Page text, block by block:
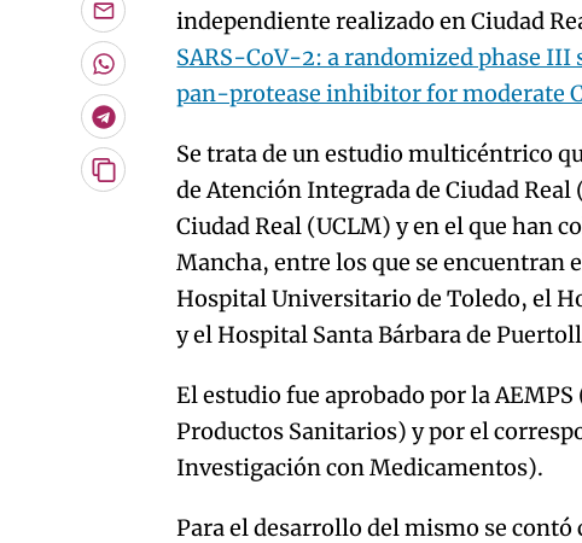
Enviar
por
Email
Whatsapp
Telegram
Copiar
artículo
independiente realizado en Ciudad
SARS-CoV-2: a randomized phase
pan-protease inhibitor for moderate
Se trata de un estudio multicéntrico
de Atención Integrada de Ciudad Real
Ciudad Real (UCLM) y en el que han
Mancha, entre los que se encuentran
Hospital Universitario de Toledo, el
y el Hospital Santa Bárbara de
El estudio fue aprobado por la
Productos Sanitarios) y por el
Investigación con Medicamentos).
Para el desarrollo del mismo se